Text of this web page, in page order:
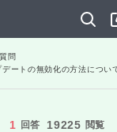
問
ートの無効化の方法につい
1 回答 19225 閲覧